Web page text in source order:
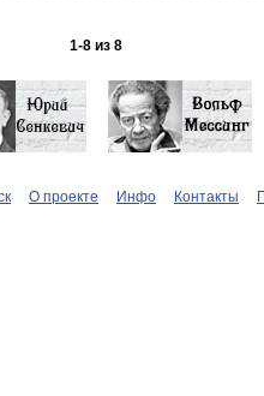
1-8 из 8
О проекте Инфо Контакты